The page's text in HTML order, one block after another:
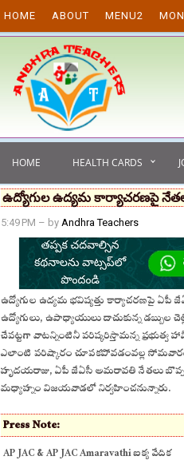
HOME ABOUT MENU2
HOME HEALTH CARDS
ఉద్యోగుల ఉద్యమ కార్యాచరణపై
5:49 PM – by Andhra Teachers
ఉద్యోగుల ఉద్యమ భవిష్యత్తు కార్యాచరణపై
ఉద్యోగులు, ఉపాధ్యాయులు దాచుకున్న
చేపట్టగా వాటన్నింటినీ పరిష్కరిస్తామన్న
ఎలాంటి పరిష్కారం చూపకపోవడంవల్ల సోమవారం
హృదయరాజు, ఏపీ జేఏసీ అమరావతి నేతలు
మధ్యాహ్నం విజయవాడలో నిర్వహించనున్నారు.
Press Note:
AP JAC & AP JAC Amaravathi ఐక్య వేదిక